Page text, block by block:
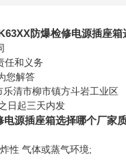
防爆检修电源插座
和义务
您解答
乐清市柳市镇方斗岩工业区
起三天内发
源插座箱选择哪个厂家
性 气体或蒸气环境;